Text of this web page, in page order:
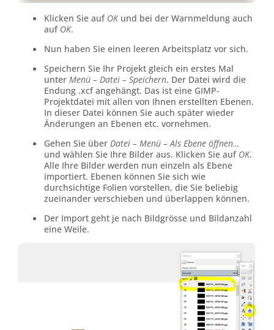
Klicken Sie auf OKund bei der Warnmeldung auch
auf OK.
Nun haben Sie einen leeren Arbeitsplatz vor sich.
Speichern Sie Ihr Projekt gleich ein erstes Mal
unter Menü – Datei – Speichern. Der Datei wird die
Endung .xcf angehängt. Das ist eine GIMP-
Projektdatei mit allen von Ihnen erstellten Ebenen.
In dieser Datei können Sie auch später wieder
Änderungen an Ebenen etc. vornehmen.
Gehen Sie über Datei – Menü – Als Ebene öffnen…
und wählen Sie Ihre Bilder aus. Klicken Sie auf OK.
Alle Ihre Bilder werden nun einzeln als Ebene
importiert. Ebenen können Sie sich wie
durchsichtige Folien vorstellen, die Sie beliebig
zueinander verschieben und überlappen können.
Der Import geht je nach Bildgrösse und Bildanzahl
eine Weile.